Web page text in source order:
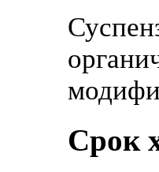
Срок